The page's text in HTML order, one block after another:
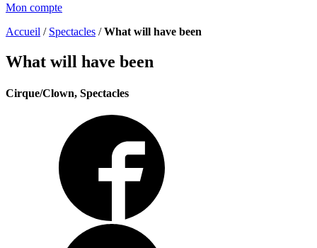
Mon compte
Accueil / Spectacles /What will have been
What will have been
Cirque/Clown, Spectacles